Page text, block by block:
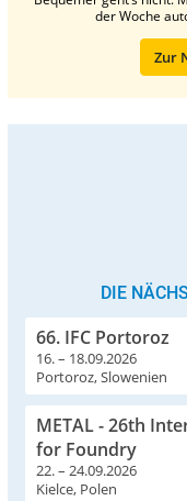
der Woche
Zur
DIE
66. IFC Portoroz
16. – 18.09.2026
Portoroz, Slowenien
METAL - 26th
for Foundry
22. – 24.09.2026
Kielce, Polen